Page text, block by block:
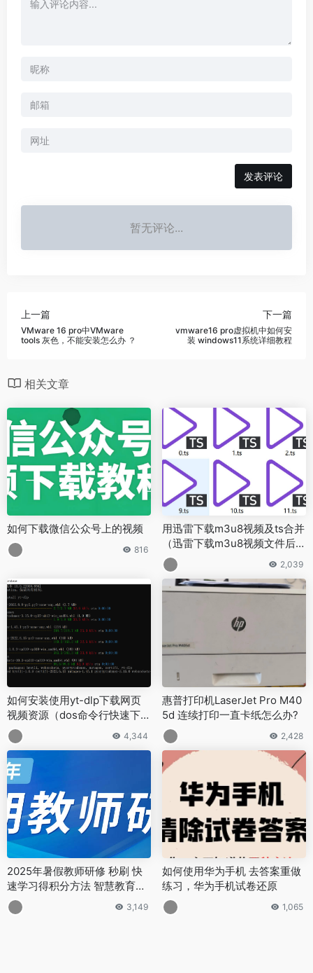
暂无评论...
上一篇
VMware 16 pro中VMware
tools 灰色，不能安装怎么办 ？
下一篇
vmware16 pro虚拟机中如何安
装 windows11系统详细教程
相关文章
如何下载微信公众号上的视频
816
用迅雷下载m3u8视频及ts合并
（迅雷下载m3u8视频文件后只
有ts片段怎么办：ts视频片段解
密合并）
2,039
如何安装使用yt-dlp下载网页
视频资源（dos命令行快速下
载）
4,344
惠普打印机LaserJet Pro M40
5d 连续打印一直卡纸怎么办?
2,428
2025年暑假教师研修 秒刷 快
速学习得积分方法 智慧教育平
台学分快速获得
3,149
如何使用华为手机 去答案重做
练习，华为手机试卷还原
1,065